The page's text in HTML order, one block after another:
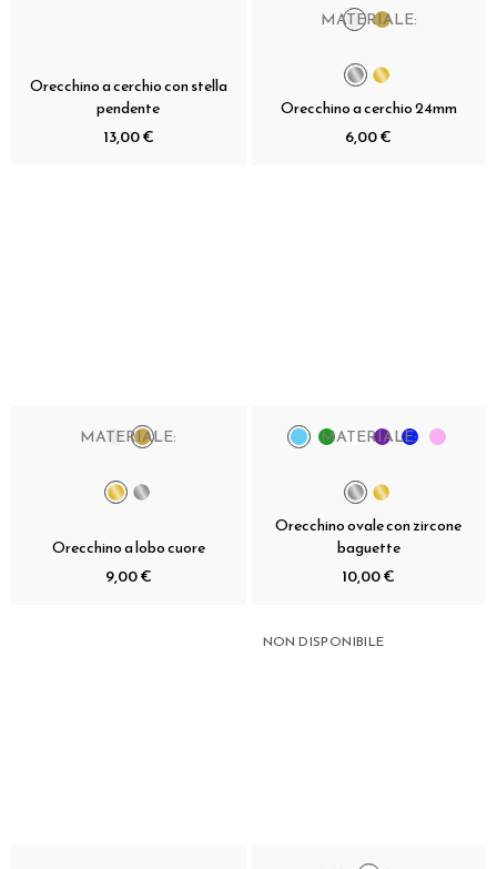
Orecchino a cerchio con stella
pendente
13,00 €
MATERIALE:
Orecchino a cerchio 24mm
6,00 €
MATERIALE:
Orecchino a lobo cuore
9,00 €
MATERIALE:
Orecchino ovale con zircone
baguette
10,00 €
NON DISPONIBILE